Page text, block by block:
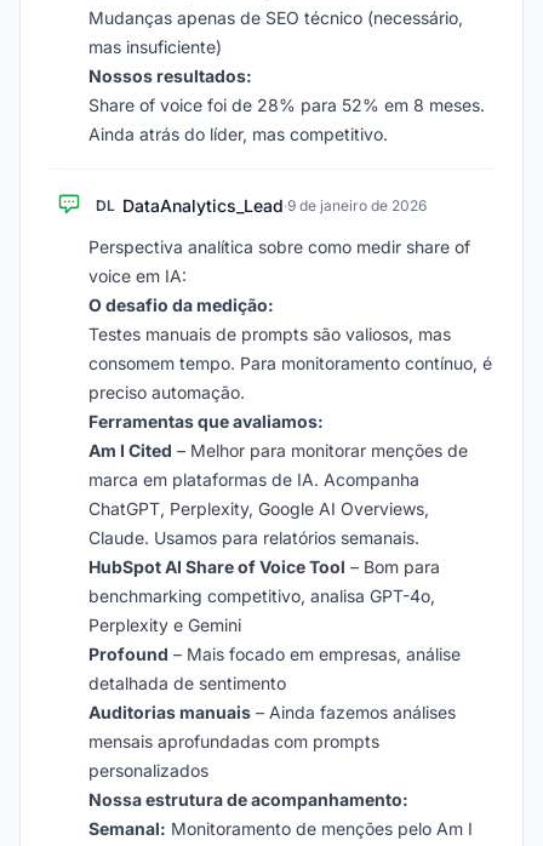
Mudanças apenas de SEO técnico (necessário,
mas insuficiente)
Nossos resultados:
Share of voice foi de 28% para 52% em 8 meses.
Ainda atrás do líder, mas competitivo.
DL DataAnalytics_Lead·9 de janeiro de 2026
Perspectiva analítica sobre como medir share of
voice em IA:
O desafio da medição:
Testes manuais de prompts são valiosos, mas
consomem tempo. Para monitoramento contínuo, é
preciso automação.
Ferramentas que avaliamos:
Am I Cited – Melhor para monitorar menções de
marca em plataformas de IA. Acompanha
ChatGPT, Perplexity, Google AI Overviews,
Claude. Usamos para relatórios semanais.
HubSpot AI Share of Voice Tool – Bom para
benchmarking competitivo, analisa GPT-4o,
Perplexity e Gemini
Profound – Mais focado em empresas, análise
detalhada de sentimento
Auditorias manuais – Ainda fazemos análises
mensais aprofundadas com prompts
personalizados
Nossa estrutura de acompanhamento:
Semanal: Monitoramento de menções pelo Am I